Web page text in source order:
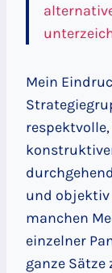
Mein
und objektiv
manchen
einzelner
ganze Sätze